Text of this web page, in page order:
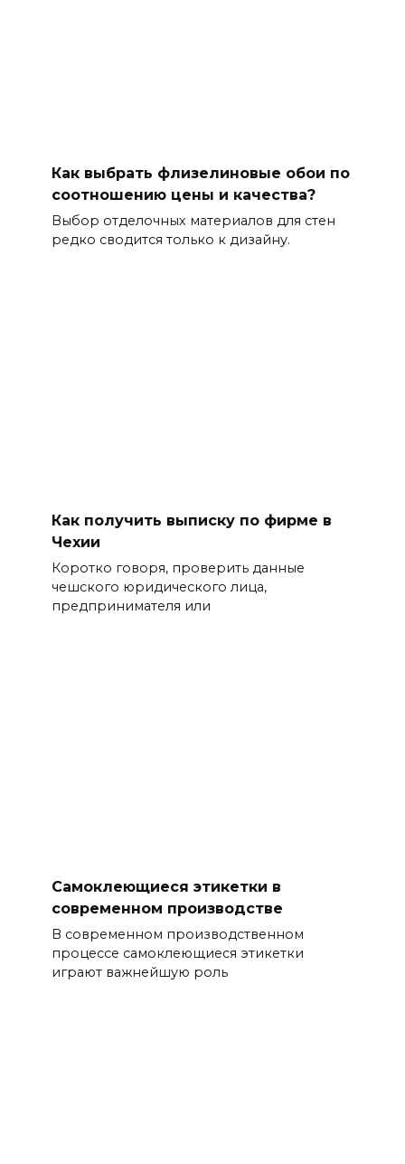
Как выбрать флизелиновые обои по
соотношению цены и качества?
Выбор отделочных материалов для стен
редко сводится только к дизайну.
Как получить выписку по фирме в
Чехии
Коротко говоря, проверить данные
чешского юридического лица,
предпринимателя или
Самоклеющиеся этикетки в
современном производстве
В современном производственном
процессе самоклеющиеся этикетки
играют важнейшую роль